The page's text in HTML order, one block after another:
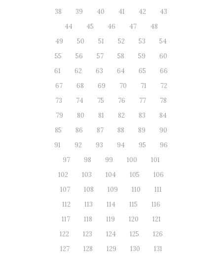
38
39 40 41 42
43
44
45 46 47
48
49
50 51 52 53
54
55
56 57 58 59
60
61
62 63 64 65
66
67
68 69 70 71
72
73
74 75 76 77
78
79
80 81 82 83
84
85
86 87 88 89
90
91
92 93 94 95
96
97
98 99 100
101
102
103 104 105
106
107
108 109 110
111
112
113 114 115
116
117
118 119 120
121
122
123 124 125
126
127
128 129 130
131